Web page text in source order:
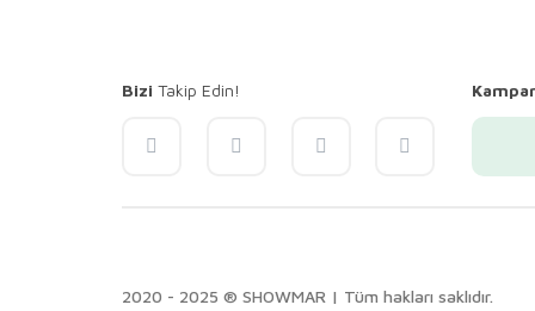
Bizi Takip Edin!
2020 - 2025 ® SHOWMAR | Tüm hakları saklıdır.